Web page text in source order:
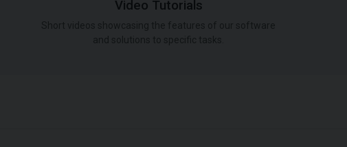
Video Tutorials